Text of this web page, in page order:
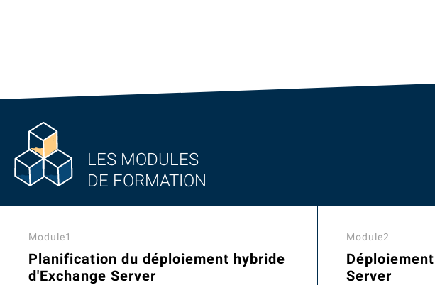
LES MODULES
DE FORMATION
Module1
Planification du déploiement hybride
d'Exchange Server
Module2
Server